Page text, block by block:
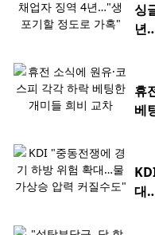
싱
년
휴
베
대